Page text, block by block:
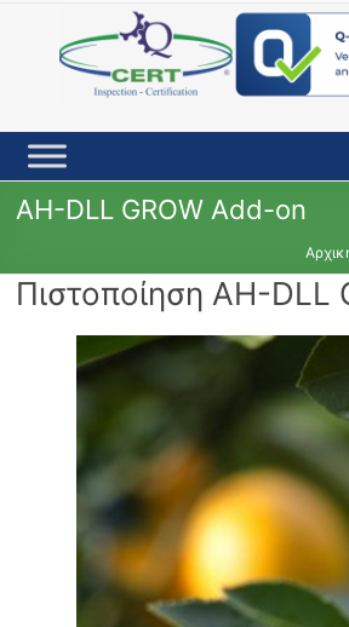
content
AH-DLL GROW Add-on
Πιστοποίηση AH-DLL